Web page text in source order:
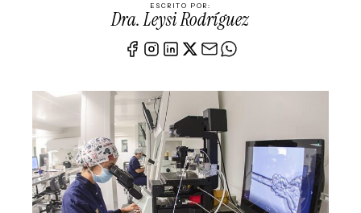
ESCRITO POR:
Dra. Leysi Rodríguez